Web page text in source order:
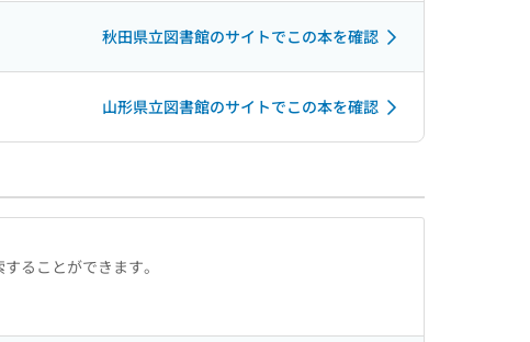
秋田県立図書館のサイトでこの本を確認
山形県立図書館のサイトでこの本を確認
ることができます。